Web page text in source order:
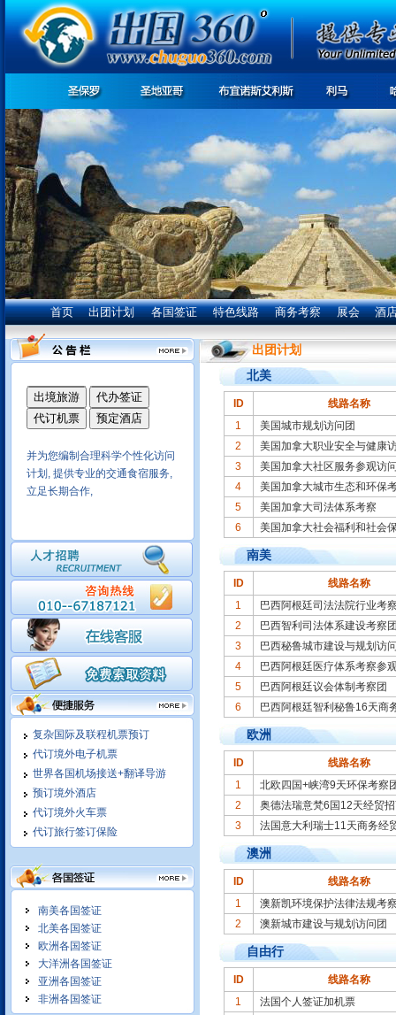
首页 出团计划 各国签证 特色线路 商务考察 展会
酒
我们竭诚为您服务:
并为您编制合理科学个性化访问
计划, 提供专业的交通食宿服务,
立足长期合作,
十年操作经验,保质保量,商务活
动安排细致
我们有成熟的酒店实时预定系
统，可以在线为您预定世界各大
城市酒店，随订随确认，信息涵
盖酒店的方方面面，可选择余地
大
依托民航系统实现国内地市一级
城市酒店均可实现在线预定，价
格优势明显
境外单独接待 满足客户特别需
求
我们竭诚为您服务:
复杂国际及联程机票预订
代订境外电子机票
世界各国机场接送+翻译导游
预订境外酒店
代订境外火车票
代订旅行签订保险
南美各国签证
北美各国签证
欧洲各国签证
大洋洲各国签证
亚洲各国签证
非洲各国签证
出团计划
北美
ID
线路名称
1
美国城市规划访问团
2
美国加拿大职业安全与健康
3
美国加拿大社区服务参观访
4
美国加拿大城市生态和环保
5
美国加拿大司法体系考察
6
美国加拿大社会福利和社会
南美
ID
线路名称
1
巴西阿根廷司法法院行业考
2
巴西智利司法体系建设考察
3
巴西秘鲁城市建设与规划访
4
巴西阿根廷医疗体系考察参
5
巴西阿根廷议会体制考察团
6
巴西阿根廷智利秘鲁16天商
欧洲
ID
线路名称
1
北欧四国+峡湾9天环保考察
2
奥德法瑞意梵6国12天经贸
3
法国意大利瑞士11天商务经
澳洲
ID
线路名称
1
澳新凯环境保护法律法规考
2
澳新城市建设与规划访问团
自由行
ID
线路名称
1
法国个人签证加机票